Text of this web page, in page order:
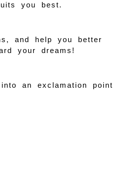
you best.
and help you better
your dreams!
an exclamation point